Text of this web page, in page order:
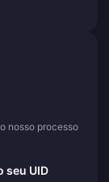
nosso processo
seu UID